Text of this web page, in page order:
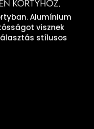
Alumínium
visznek
stílusos